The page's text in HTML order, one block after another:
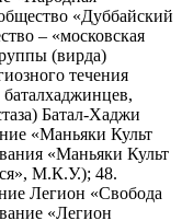
«Дуббайский
– «московская
(вирда)
течения
Батал-Хаджи
«Маньяки Культ
«Маньяки Культ
М.К.У.); 48.
Легион «Свобода
«Легион